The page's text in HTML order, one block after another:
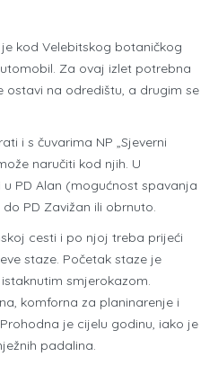
kod Velebitskog botaničkog
Za ovaj izlet potrebna
ostavi na odredištu, a drugim se
i s čuvarima NP „Sjeverni
naručiti kod njih. U
PD Alan (mogućnost spavanja
PD Zavižan ili obrnuto.
cesti i po njoj treba prijeći
staze. Početak staze je
smjerokazom.
komforna za planinarenje i
je cijelu godinu, iako je
padalina.